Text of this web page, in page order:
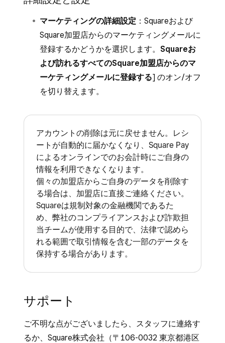
マーケティングの詳細設定 ：Squareおよび
Square加盟店からのマーケティングメールに
登録するかどうかを選択します。 Squareお
よび訪れるすべてのSquare加盟店からのマ
ーケティングメールに登録する] のオン/オフ
を切り替えます。
アカウントの削除は元に戻せません。レシ
ートが自動的に届かなくなり、Square Pay
によるオンラインでのお会計時にご自身の
情報を利用できなくなります。
個々の加盟店からご自身のデータを削除す
る場合は、加盟店に直接ご連絡ください。
Squareは規制対象の金融機関であるた
め、弊社のコンプライアンスおよび詐欺担
当チームが使用する目的で、法律で認めら
れる範囲で取引情報を含む一部のデータを
保持する場合があります。
サポート
ご不明な点がございましたら、 スタッフに連絡す
るか、Square株式会社（〒106-0032 東京都港区